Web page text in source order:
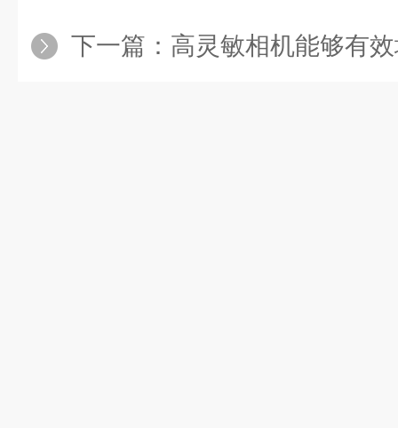
下一篇： 高灵敏相机能够有